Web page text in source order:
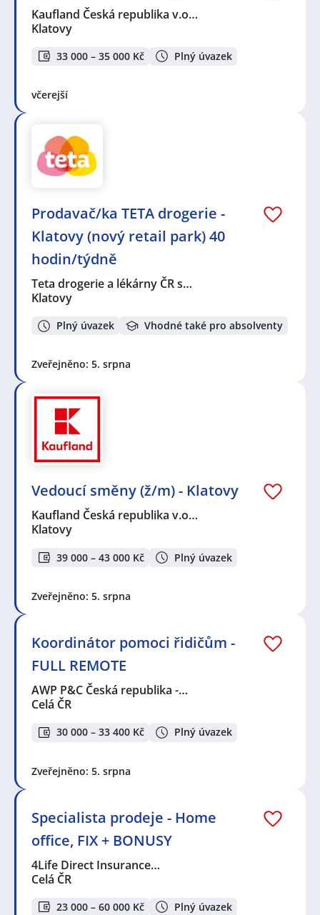
Kaufland Česká republika v.o…
Klatovy
33 000 – 35 000 Kč Plný úvazek
včerejší
Prodavač/ka TETA drogerie -
Klatovy (nový retail park) 40
hodin/týdně
Teta drogerie a lékárny ČR s…
Klatovy
Plný úvazek Vhodné také pro absolventy
Zveřejněno: 5. srpna
Vedoucí směny (ž/m) - Klatovy
Kaufland Česká republika v.o…
Klatovy
39 000 – 43 000 Kč Plný úvazek
Zveřejněno: 5. srpna
Koordinátor pomoci řidičům -
FULL REMOTE
AWP P&C Česká republika -…
Celá ČR
30 000 – 33 400 Kč Plný úvazek
Zveřejněno: 5. srpna
Specialista prodeje - Home
office, FIX + BONUSY
4Life Direct Insurance…
Celá ČR
23 000 – 60 000 Kč Plný úvazek